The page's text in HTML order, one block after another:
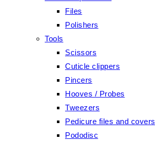
Files
Polishers
Tools
Scissors
Cuticle clippers
Pincers
Hooves / Probes
Tweezers
Pedicure files and covers
Pododisc